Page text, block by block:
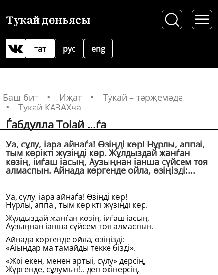
Тукай дөньясы
рус
тат eng
Баш бит Иҗат
Тукай – тәрҗемәдә
Тукай КАЗАХча
Ѓабдулла Тоіай ...ѓа
Уа, сұлу, іара айнаѓа! Өзiңдi көр! Нұрлы, аппаі,
тым көрiктi жүзiңдi көр. Жұлдыздай жанѓан
көзiң, іиѓаш іасың, Аузыңнан іанша сүйсем тоя
алмаспын. Айнада көргенде ойла, өзiңiздi:...
Уа, сұлу, іара айнаѓа! Өзiңдi көр!
Нұрлы, аппаі, тым көрiктi жүзiңдi көр.
Жұлдыздай жанѓан көзiң, іиѓаш іасың,
Аузыңнан іанша сүйсем тоя алмаспын.
Айнада көргенде ойла, өзiңiздi:
«Аіындар маітамайды текке бiздi».
«Жоі екен, менен артыі, сұлу» дерсiң,
Жүргенде, сұлумын!.. деп өкiнерсiң.